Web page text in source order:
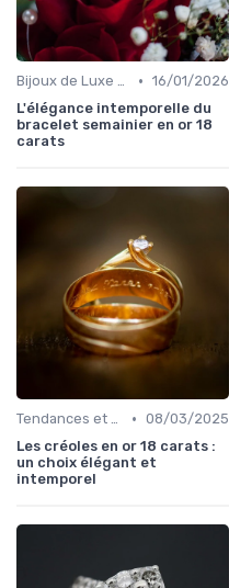
Bijoux de Luxe pour Femmes • 16/01/2026
L'élégance intemporelle du
bracelet semainier en or 18
carats
Tendances et Conseils de Style • 08/03/2025
Les créoles en or 18 carats :
un choix élégant et
intemporel